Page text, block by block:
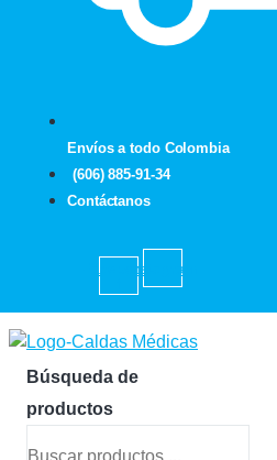
Envíos a todo Colombia
(606) 885-91-34
Contáctanos
Facebook-Instagram
Búsqueda de
productos